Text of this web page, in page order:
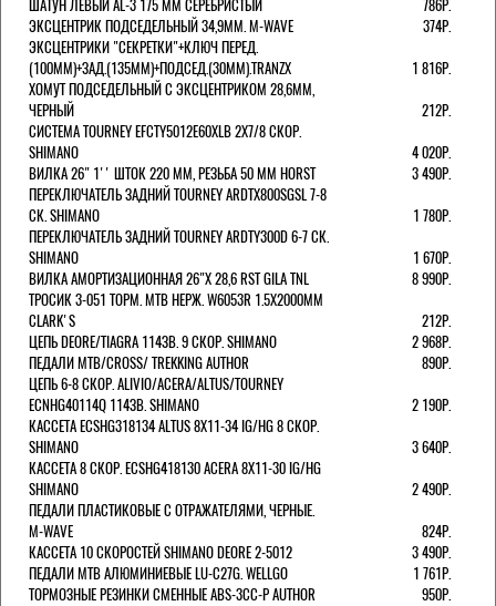
ШАТУН ЛЕВЫЙ AL-3 175 ММ СЕРЕБРИСТЫЙ
786Р.
ЭКСЦЕНТРИК ПОДСЕДЕЛЬНЫЙ 34,9ММ. M-WAVE
374Р.
ЭКСЦЕНТРИКИ "СЕКРЕТКИ"+КЛЮЧ ПЕРЕД.
(100ММ)+ЗАД.(135ММ)+ПОДСЕД.(30ММ).TRANZX
1 816Р.
ХОМУТ ПОДСЕДЕЛЬНЫЙ С ЭКСЦЕНТРИКОМ 28,6ММ,
ЧЕРНЫЙ
212Р.
СИСТЕМА TOURNEY EFCTY5012E60XLB 2X7/8 СКОР.
SHIMANO
4 020Р.
ВИЛКА 26" 1'' ШТОК 220 ММ, РЕЗЬБА 50 ММ HORST
3 490Р.
ПЕРЕКЛЮЧАТЕЛЬ ЗАДНИЙ TOURNEY ARDTX800SGSL 7-8
СК. SHIMANO
1 780Р.
ПЕРЕКЛЮЧАТЕЛЬ ЗАДНИЙ TOURNEY ARDTY300D 6-7 СК.
SHIMANO
1 670Р.
ВИЛКА АМОРТИЗАЦИОННАЯ 26"Х 28,6 RST GILA TNL
8 990Р.
ТРОСИК 3-051 ТОРМ. MTB НЕРЖ. W6053R 1.5Х2000ММ
СLARK'S
212Р.
ЦЕПЬ DEORE/TIAGRA 114ЗВ. 9 СКОР. SHIMANO
2 968Р.
ПЕДАЛИ MTB/CROSS/ TREKKING AUTHOR
890Р.
ЦЕПЬ 6-8 СКОР. ALIVIO/ACERA/ALTUS/TOURNEY
ECNHG40114Q 114ЗВ. SHIMANO
2 190Р.
КАССЕТА ECSHG318134 ALTUS 8Х11-34 IG/HG 8 СКОР.
SHIMANO
3 640Р.
КАССЕТА 8 СКОР. ECSHG418130 ACERA 8Х11-30 IG/HG
SHIMANO
2 490Р.
ПЕДАЛИ ПЛАСТИКОВЫЕ С ОТРАЖАТЕЛЯМИ, ЧЕРНЫЕ.
M-WAVE
824Р.
КАССЕТА 10 СКОРОСТЕЙ SHIMANO DEORE 2-5012
3 490Р.
ПЕДАЛИ MTB АЛЮМИНИЕВЫЕ LU-C27G. WELLGO
1 761Р.
ТОРМОЗНЫЕ РЕЗИНКИ СМЕННЫЕ ABS-3CC-P AUTHOR
950Р.